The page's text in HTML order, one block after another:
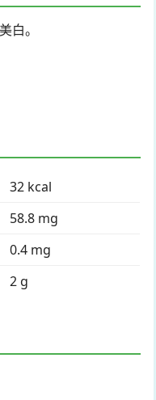
白。
32 kcal
58.8 mg
0.4 mg
2 g